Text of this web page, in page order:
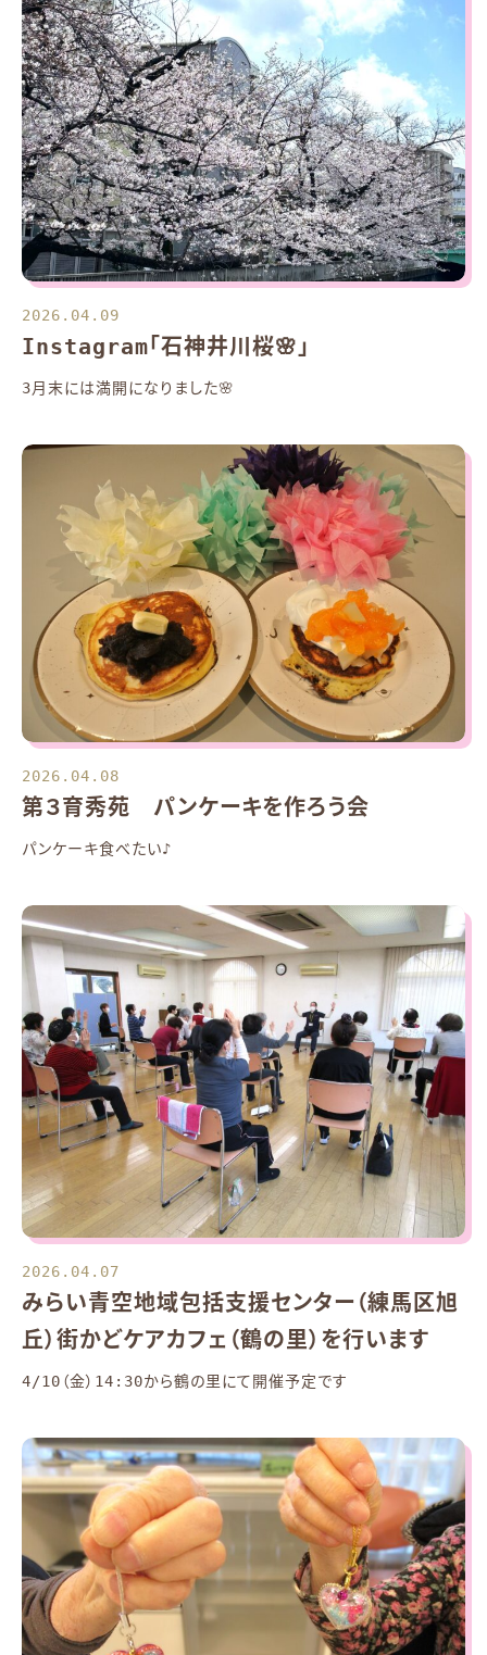
2026.04.09
Instagram「石神井川桜🌸」
3月末には満開になりました🌸
2026.04.08
第３育秀苑 パンケーキを作ろう会
パンケーキ食べたい♪
2026.04.07
みらい青空地域包括支援センター（練馬区旭
丘）街かどケアカフェ（鶴の里）を行います
4/10（金）14:30から鶴の里にて開催予定です